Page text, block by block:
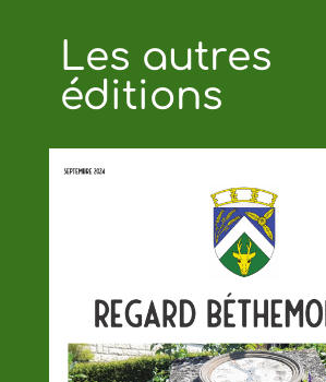
Les autres
éditions